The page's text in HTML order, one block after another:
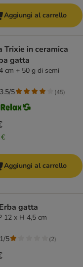
Aggiungi al carrello
Trixie in ceramica
gatta
cm + 50 g di semi
5 (45)
Aggiungi al carrello
gatta
12 x H 4,5 cm
5 (2)